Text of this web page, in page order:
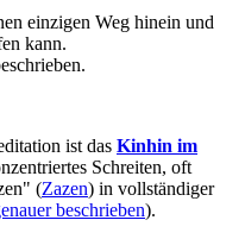
einzigen Weg hinein und
kann.
ist das Kinhin im
Schreiten, oft
(Zazen) in vollständiger
beschrieben).